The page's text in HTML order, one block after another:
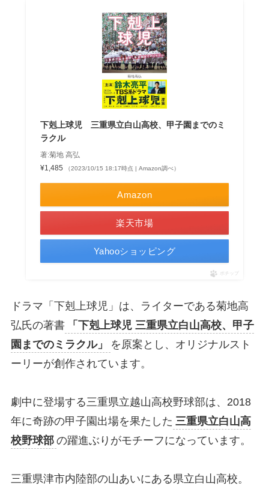
下剋上球児 三重県立白山高校、甲子園までのミ
ラクル
著:菊地 高弘
¥1,485
（2023/10/15 18:17時点 | Amazon調べ）
Amazon
楽天市場
Yahooショッピング
ポチップ
ドラマ「下剋上球児」は、ライターである菊地高
弘氏の著書
「下剋上球児 三重県立白山高校、甲子
園までのミラクル」
を原案とし、オリジナルスト
ーリーが創作されています。
劇中に登場する三重県立越山高校野球部は、2018
年に奇跡の甲子園出場を果たした 三重県立白山高
校野球部 の躍進ぶりがモチーフになっています。
三重県津市内陸部の山あいにある県立白山高校。